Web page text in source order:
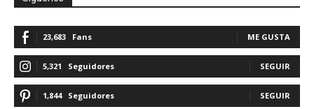
23,683 Fans ME GUSTA
5,321 Seguidores SEGUIR
1,844 Seguidores SEGUIR